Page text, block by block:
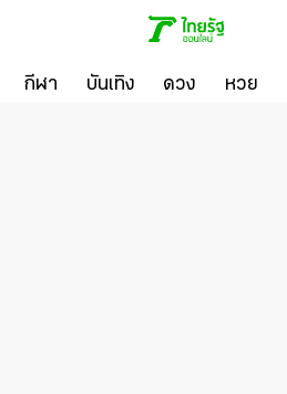
กีฬา บันเทิง ดวง หวย